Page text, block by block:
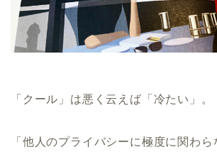
「クール」は悪く云えば「冷たい」。
「他人のプライバシーに極度に関わ